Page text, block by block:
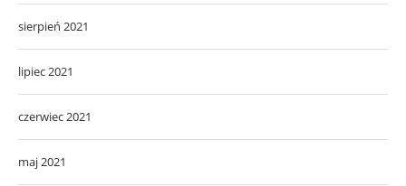
sierpień 2021
lipiec 2021
czerwiec 2021
maj 2021